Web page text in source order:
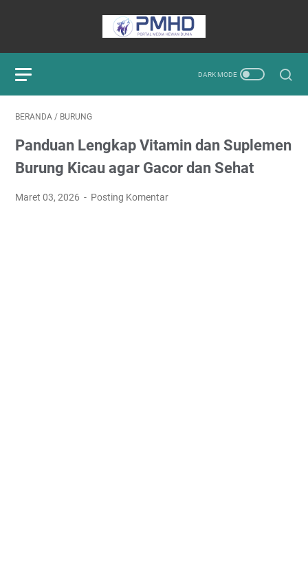
BERANDA / BURUNG
Panduan Lengkap Vitamin dan Suplemen
Burung Kicau agar Gacor dan Sehat
Maret 03, 2026 Posting Komentar